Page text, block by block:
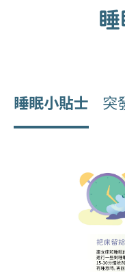
睡眠小貼士 突